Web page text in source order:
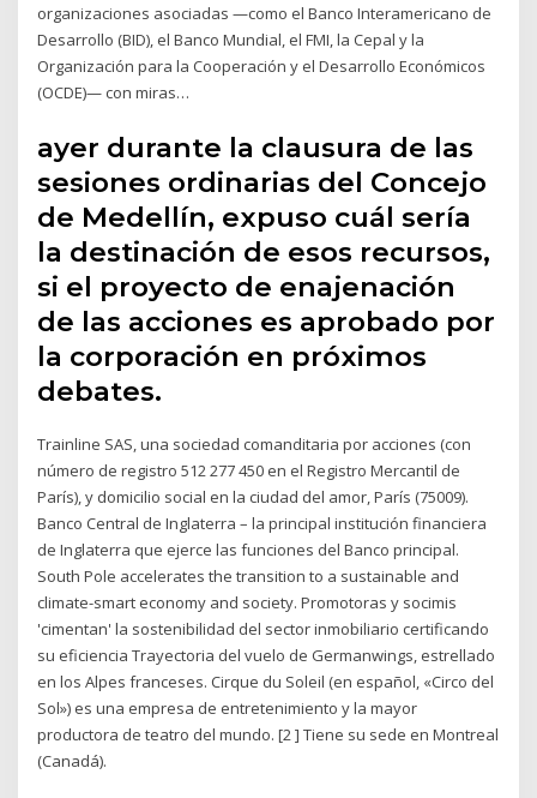
organizaciones asociadas —como el Banco Interamericano de
Desarrollo (BID), el Banco Mundial, el FMI, la Cepal y la
Organización para la Cooperación y el Desarrollo Económicos
(OCDE)— con miras…
ayer durante la clausura de las
sesiones ordinarias del Concejo
de Medellín, expuso cuál sería
la destinación de esos recursos,
si el proyecto de enajenación
de las acciones es aprobado por
la corporación en próximos
debates.
Trainline SAS, una sociedad comanditaria por acciones (con
número de registro 512 277 450 en el Registro Mercantil de
París), y domicilio social en la ciudad del amor, París (75009).
Banco Central de Inglaterra – la principal institución financiera
de Inglaterra que ejerce las funciones del Banco principal.
South Pole accelerates the transition to a sustainable and
climate-smart economy and society. Promotoras y socimis
'cimentan' la sostenibilidad del sector inmobiliario certificando
su eficiencia Trayectoria del vuelo de Germanwings, estrellado
en los Alpes franceses. Cirque du Soleil (en español, «Circo del
Sol») es una empresa de entretenimiento y la mayor
productora de teatro del mundo. [2 ] Tiene su sede en Montreal
(Canadá).